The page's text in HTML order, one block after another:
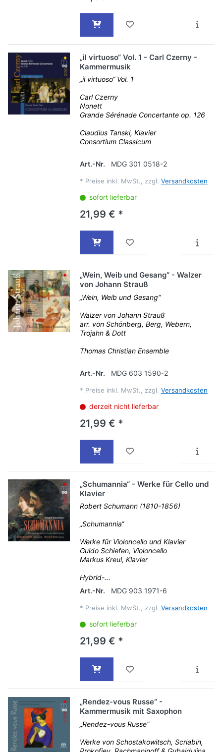
„il virtuoso“ Vol. 1 - Carl Czerny -
Kammermusik
„il virtuoso“ Vol. 1
Carl Czerny
Nonett
Grande Sérénade Concertante op. 126
Claudius Tanski, Klavier
Consortium Classicum
Art.-Nr. MDG 301 0518-2
* Preise inkl. MwSt., zzgl. Versandkosten
sofort lieferbar
21,99 € *
„Wein, Weib und Gesang“ - Walzer
von Johann Strauß
„Wein, Weib und Gesang“
Walzer von Johann Strauß
arr. von Schönberg, Berg, Webern,
Trojahn & Dott
Thomas Christian Ensemble
Art.-Nr. MDG 603 1590-2
* Preise inkl. MwSt., zzgl. Versandkosten
derzeit nicht lieferbar
21,99 € *
„Schumannia“ - Werke für Cello und
Klavier
Robert Schumann (1810-1856)
„Schumannia“
Werke für Violoncello und Klavier
Guido Schiefen, Violoncello
Markus Kreul, Klavier
Hybrid-...
Art.-Nr.
MDG 903 1971-6
* Preise inkl. MwSt., zzgl. Versandkosten
sofort lieferbar
21,99 € *
„Rendez-vous Russe“ -
Kammermusik mit Saxophon
„Rendez-vous Russe“
Werke von Schostakowitsch, Scriabin,